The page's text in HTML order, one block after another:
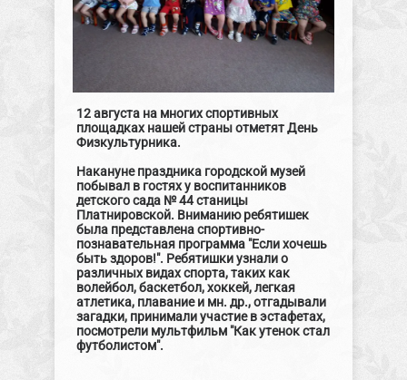
12 августа на многих спортивных
площадках нашей страны отметят День
Физкультурника.
Накануне праздника городской музей
побывал в гостях у воспитанников
детского сада № 44 станицы
Платнировской. Вниманию ребятишек
была представлена спортивно-
познавательная программа "Если хочешь
быть здоров!". Ребятишки узнали о
различных видах спорта, таких как
волейбол, баскетбол, хоккей, легкая
атлетика, плавание и мн. др., отгадывали
загадки, принимали участие в эстафетах,
посмотрели мультфильм "Как утенок стал
футболистом".